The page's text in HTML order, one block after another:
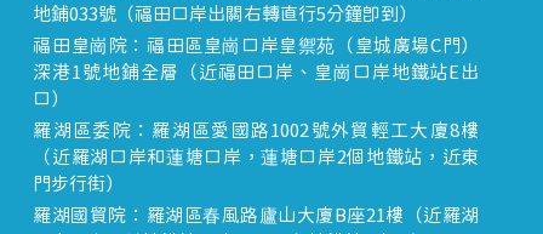
地鋪033號（福田口岸出關右轉直行5分鐘即到）
福田皇崗院：福田區皇崗口岸皇禦苑（皇城廣場C門）
深港1號地鋪全層（近福田口岸、皇崗口岸地鐵站E出
口）
羅湖區委院：羅湖區愛國路1002號外貿輕工大廈8樓
（近羅湖口岸和蓮塘口岸，蓮塘口岸2個地鐵站，近東
門步行街）
羅湖國貿院：羅湖區春風路廬山大廈B座21樓（近羅湖